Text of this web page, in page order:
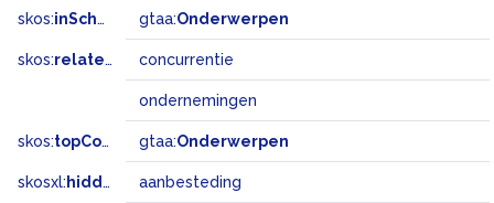
skos:inScheme gtaa:Onderwerpen
skos:related concurrentie
ondernemingen
skos:topConceptOf gtaa:Onderwerpen
skosxl: hiddenLabel aanbesteding